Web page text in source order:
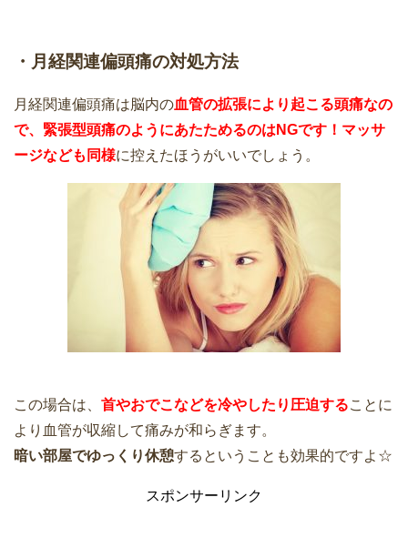
・月経関連偏頭痛の対処方法
月経関連偏頭痛は脳内の血管の拡張により起こる頭痛なの
で、緊張型頭痛のようにあたためるのはNGです！マッサ
ージなども同様に控えたほうがいいでしょう。
この場合は、 首やおでこなどを冷やしたり圧迫することに
より血管が収縮して痛みが和らぎます。
暗い部屋でゆっくり休憩するということも効果的ですよ☆
スポンサーリンク